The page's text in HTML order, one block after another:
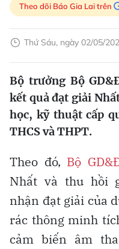
Theo dõi Báo Gia Lai trên
Thứ Sáu, ngày 02/05/
Bộ trưởng Bộ
kết quả đạt giải
học, kỹ thuật cấp
THCS và THPT.
Theo đó, Bộ
Nhất và thu hồi
nhận đạt giải của
rác thông minh
cảm biến âm